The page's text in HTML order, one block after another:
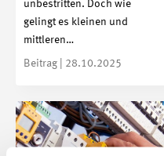
unbestritten. Doch wie
gelingt es kleinen und
mittleren…
Beitrag | 28.10.2025